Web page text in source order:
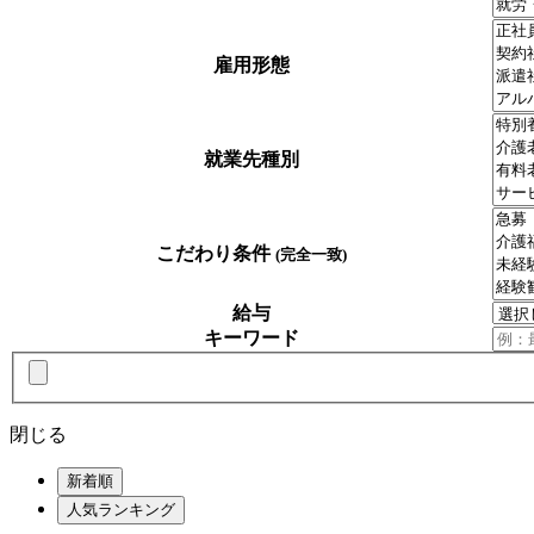
雇用形態
就業先種別
こだわり条件 (完全一致)
給与
キーワード
閉じる
新着順
人気ランキング